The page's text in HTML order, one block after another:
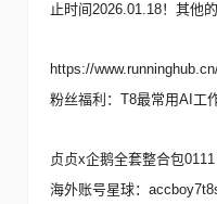
止时间2026.01.18！其他
https://
粉丝福利：T8最常用AI工
贞贞x企鹅全套整合包0111
海外账号星球：